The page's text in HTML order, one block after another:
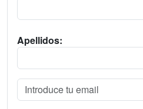
Apellidos: